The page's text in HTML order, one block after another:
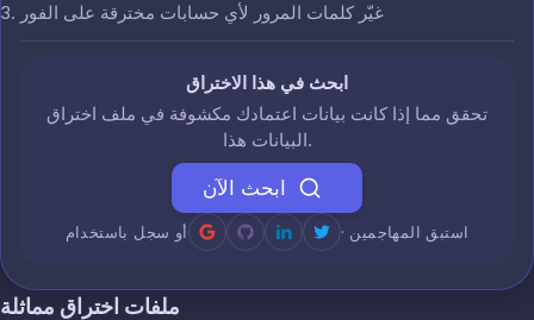
غيّر كلمات المرور لأي حسابات مخترقة على الفور
ابحث في هذا الاختراق
تحقق مما إذا كانت بيانات اعتمادك مكشوفة في ملف اختراق
البيانات هذا.
ابحث الآن
أو سجل باستخدام · استبق المهاجمين
ملفات اختراق مماثلة